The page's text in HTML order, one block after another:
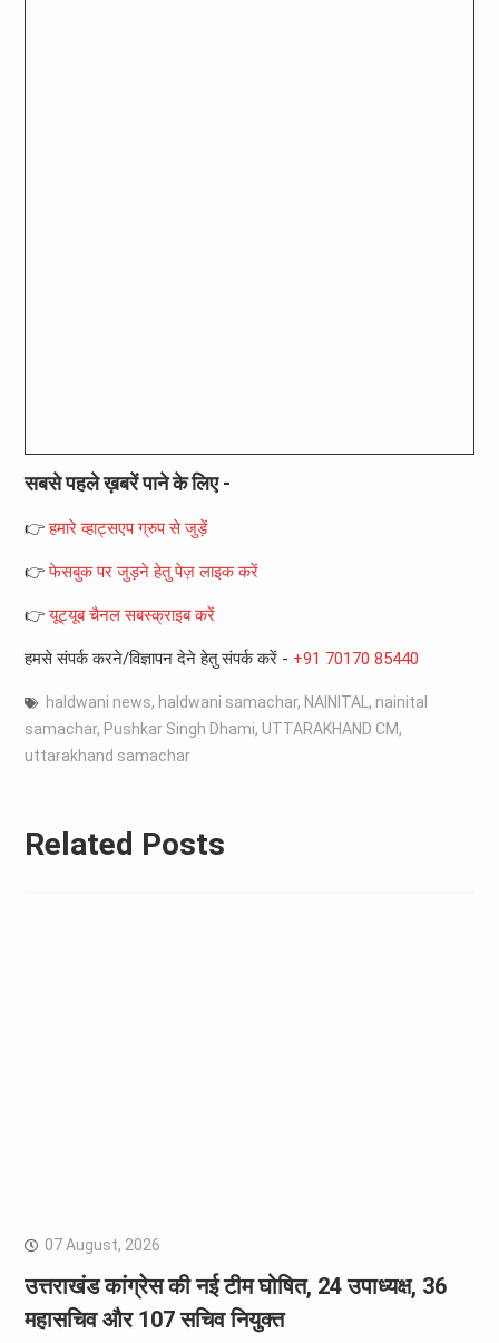
सबसे पहले ख़बरें पाने के लिए -
👉हमारे व्हाट्सएप ग्रुप से जुड़ें
👉फेसबुक पर जुड़ने हेतु पेज़ लाइक करें
👉यूट्यूब चैनल सबस्क्राइब करें
हमसे संपर्क करने/विज्ञापन देने हेतु संपर्क करें - +91 70170 85440
haldwani news, haldwani samachar, NAINITAL , nainital
samachar, Pushkar Singh Dhami, UTTARAKHAND CM,
uttarakhand samachar
Related Posts
07 August, 2026
उत्तराखंड कांग्रेस की नई टीम घोषित, 24 उपाध्यक्ष, 36
महासचिव और 107 सचिव नियुक्त